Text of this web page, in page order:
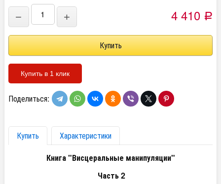
− + 4 410 Р
Купить в 1 клик
Поделиться:
Купить
Характеристики
Книга "Висцеральные манипуляции"
Часть 2